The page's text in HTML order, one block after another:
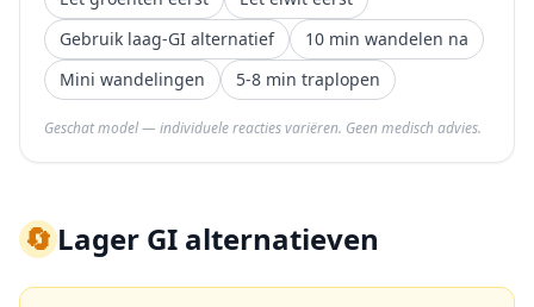
Gebruik laag-GI alternatief
10 min wandelen na
Mini wandelingen
5-8 min traplopen
Geschat model — individuele reacties variëren. Geen medisch advies.
🔄Lager GI alternatieven